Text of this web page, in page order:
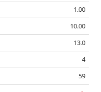
1.00
10.00
13.0
4
59